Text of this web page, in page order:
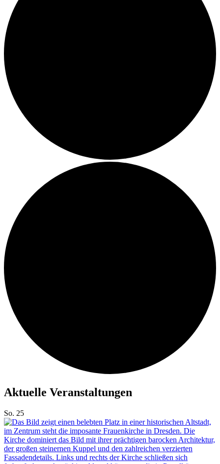
Aktuelle Veranstaltungen
So. 25